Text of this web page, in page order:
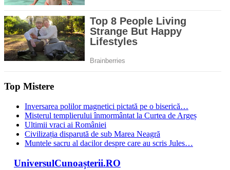
Top Mistere
Inversarea polilor magnetici pictată pe o biserică…
Misterul templierului înmormântat la Curtea de Argeș
Ultimii vraci ai României
Civilizația disparută de sub Marea Neagră
Muntele sacru al dacilor despre care au scris Jules…
UniversulCunoașterii.RO